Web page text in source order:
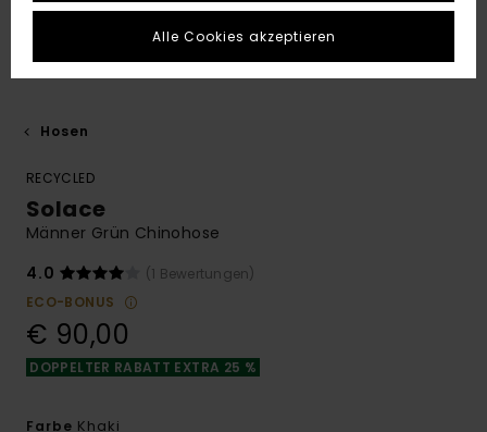
Hosen
RECYCLED
Solace
Männer Grün Chinohose
4.0
(1 Bewertungen)
ECO-BONUS
€ 90,00
DOPPELTER RABATT EXTRA 25 %
Farbe Khaki
Alle Cookies akzeptieren